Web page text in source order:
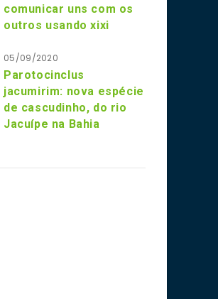
comunicar uns com os
outros usando xixi
05/09/2020
Parotocinclus
jacumirim: nova espécie
de cascudinho, do rio
Jacuípe na Bahia